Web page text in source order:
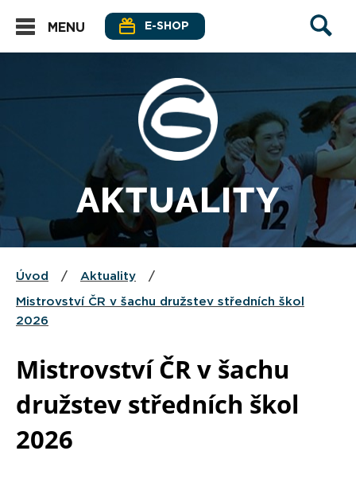
MENU E-SHOP
AKTUALITY
Úvod / Aktuality /
Mistrovství ČR v šachu družstev středních škol
2026
Mistrovství ČR v šachu
družstev středních škol
2026